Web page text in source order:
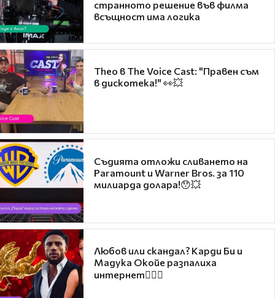
странното решение във филма
всъщност има логика
Theo в The Voice Cast: "Правен съм
в дискотека!" 👀💥
Съдията отложи сливането на
Paramount и Warner Bros. за 110
милиарда долара!😯💥
Любов или скандал? Карди Би и
Мадука Окойе разпалиха
интернет❤️‍🔥🔥